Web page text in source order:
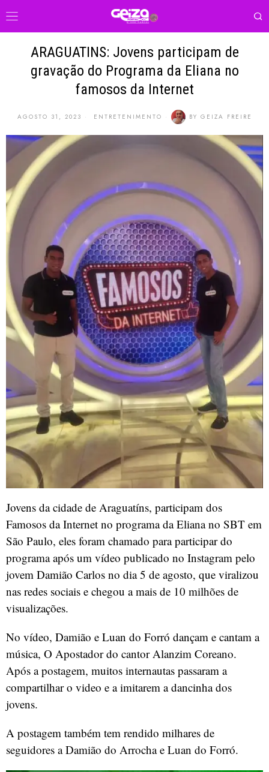
ARAGUATINS: Jovens participam de
gravação do Programa da Eliana no
famosos da Internet
AGOSTO 31, 2023 ENTRETENIMENTO BY GEIZA FREIRE
Jovens da cidade de Araguatíns, participam dos
Famosos da Internet no programa da Eliana no SBT em
São Paulo, eles foram chamado para participar do
programa após um vídeo publicado no Instagram pelo
jovem Damião Carlos no dia 5 de agosto, que viralizou
nas redes sociais e chegou a mais de 10 milhões de
visualizações.
No vídeo, Damião e Luan do Forró dançam e cantam a
música, O Apostador do cantor Alanzim Coreano.
Após a postagem, muitos internautas passaram a
compartilhar o video e a imitarem a dancinha dos
jovens.
A postagem também tem rendido milhares de
seguidores a Damião do Arrocha e Luan do Forró.